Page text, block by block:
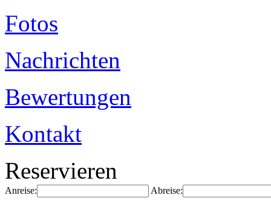
Fotos
Nachrichten
Bewertungen
Kontakt
Reservieren
Anreise: Abreise: